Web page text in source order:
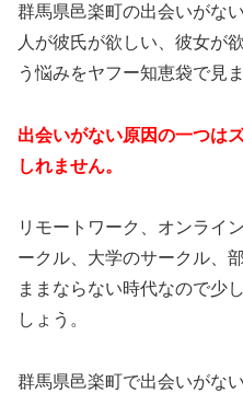
群馬県邑楽町の出会いがな
人が彼氏が欲しい、彼女が
う悩みをヤフー知恵袋で見ま
出会いがない原因の一つは
しれません。
リモートワーク、オンライ
ークル、大学のサークル、
ままならない時代なので少
しょう。
群馬県邑楽町で出会いがな